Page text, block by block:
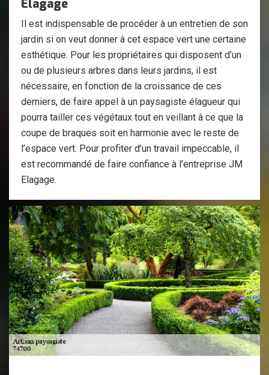
Elagage
Il est indispensable de procéder à un entretien de son
jardin si on veut donner à cet espace vert une certaine
esthétique. Pour les propriétaires qui disposent d’un
ou de plusieurs arbres dans leurs jardins, il est
nécessaire, en fonction de la croissance de ces
derniers, de faire appel à un paysagiste élagueur qui
pourra tailler ces végétaux tout en veillant à ce que la
coupe de braques soit en harmonie avec le reste de
l’espace vert. Pour profiter d’un travail impeccable, il
est recommandé de faire confiance à l’entreprise JM
Elagage.